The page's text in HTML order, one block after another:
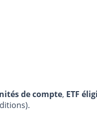
de compte, ETF